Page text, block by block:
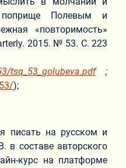
поприще Полевым и
«повторимость»
2015. № 53. С. 223
tsq _53_ golubeva.pdf;
);
писать на русском и
в составе авторского
курс на платформе